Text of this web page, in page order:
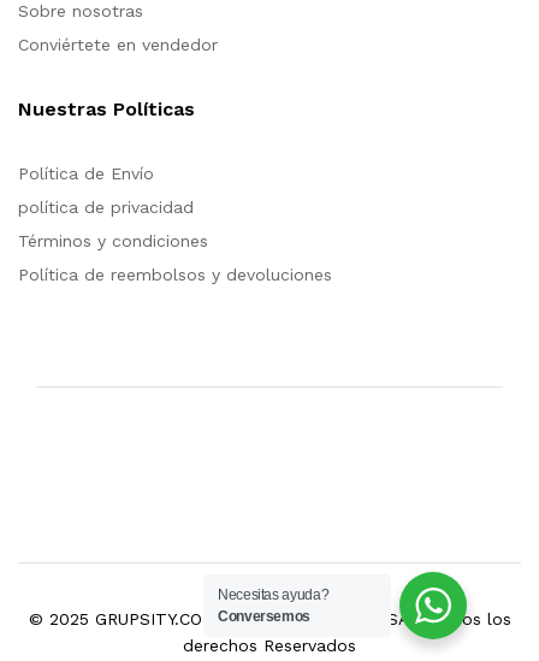
Sobre nosotras
Conviértete en vendedor
Nuestras Políticas
Política de Envío
política de privacidad
Términos y condiciones
Política de reembolsos y devoluciones
© 2025 GRUPSITY.COM Marca de GRUPSITI SAS. Todos los
derechos Reservados
Necesitas ayuda?
Conversemos